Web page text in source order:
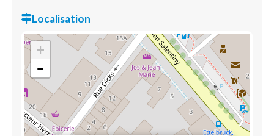
Localisation
+
−